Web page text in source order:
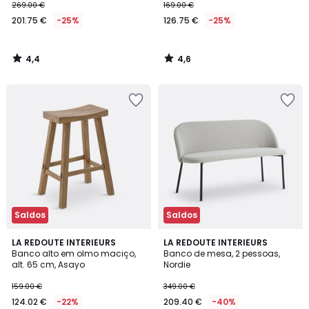
269.00 €
201.75 € -25%
4,4
/
169.00 €
126.75 € -25%
4,6
/
Saldos
LA REDOUTE INTERIEURS
Banco alto em olmo maciço,
alt. 65 cm, Asayo
159.00 €
124.02 € -22%
4,4
/ 5
Saldos
LA REDOUTE INTERIEURS
Banco de mesa, 2 pessoas,
Nordie
349.00 €
209.40 € -40%
4
/
5